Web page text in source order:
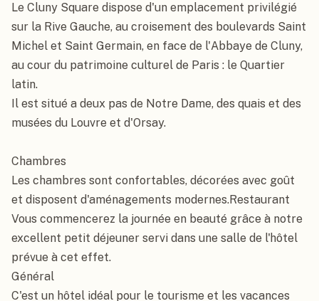
Le Cluny Square dispose d'un emplacement privilégié
sur la Rive Gauche, au croisement des boulevards Saint
Michel et Saint Germain, en face de l'Abbaye de Cluny,
au cour du patrimoine culturel de Paris : le Quartier
latin.
Il est situé a deux pas de Notre Dame, des quais et des
musées du Louvre et d'Orsay.
Chambres
Les chambres sont confortables, décorées avec goût
et disposent d'aménagements modernes.Restaurant
Vous commencerez la journée en beauté grâce à notre
excellent petit déjeuner servi dans une salle de l'hôtel
prévue à cet effet.
Général
C'est un hôtel idéal pour le tourisme et les vacances